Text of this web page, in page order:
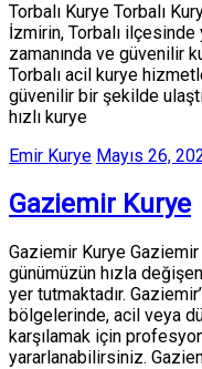
Torbalı Kurye Torbalı
İzmirin, Torbalı
zamanında ve güvenilir
Torbalı acil kurye
güvenilir bir şekilde
hızlı kurye
Emir Kurye Mayıs 26,
Gaziemir Kurye
Gaziemir Kurye Gaziemir
günümüzün hızla
yer tutmaktadır.
bölgelerinde, acil veya
karşılamak için
yararlanabilirsiniz.